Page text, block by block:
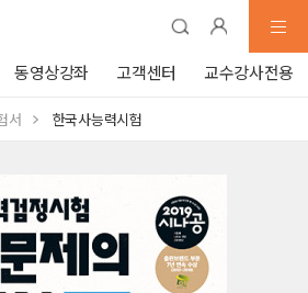
동영상강좌 고객센터 교수강사전용
서 한국사능력시험